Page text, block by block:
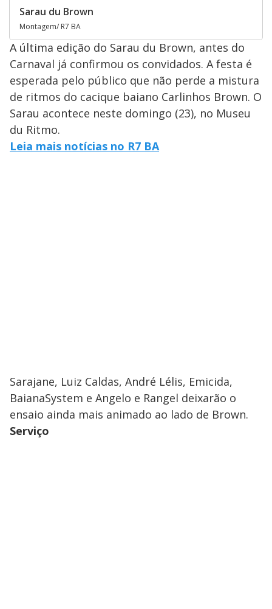
Sarau du Brown
Montagem/ R7 BA
A última edição do Sarau du Brown, antes do
Carnaval já confirmou os convidados. A festa é
esperada pelo público que não perde a mistura
de ritmos do cacique baiano Carlinhos Brown. O
Sarau acontece neste domingo (23), no Museu
du Ritmo.
Leia mais notícias no R7 BA
Sarajane, Luiz Caldas, André Lélis, Emicida,
BaianaSystem e Angelo e Rangel deixarão o
ensaio ainda mais animado ao lado de Brown.
Serviço